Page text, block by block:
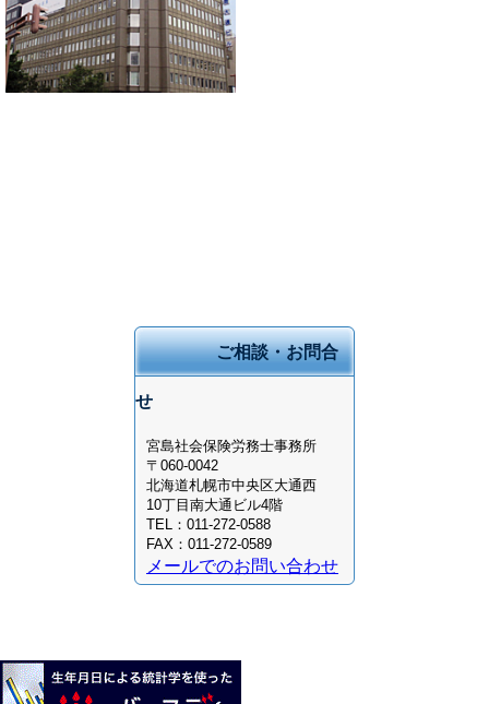
ご相談・お問合
せ
宮島社会保険労務士事務所
〒060-0042
北海道札幌市中央区大通西
10丁目 南大通ビル4階
TEL： 011-272-0588
FAX： 011-272-0589
メールでのお問い合わせ